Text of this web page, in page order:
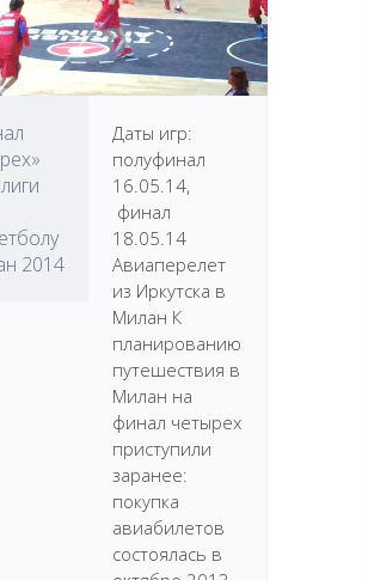
2014
Даты игр:
полуфинал
16.05.14,
финал
18.05.14
Авиаперелет
из Иркутска в
Милан К
планированию
путешествия в
Милан на
финал четырех
приступили
заранее:
покупка
авиабилетов
состоялась в